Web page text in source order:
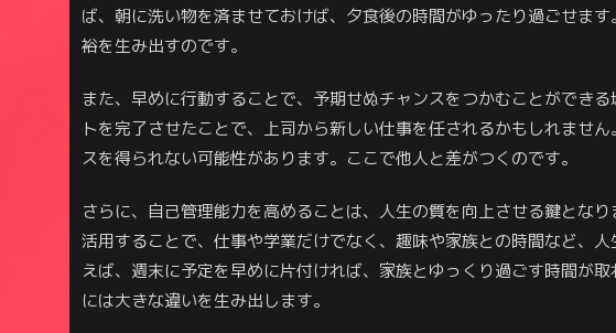
ば、朝に洗い物を済ませておけば、夕食後の時間がゆったり過ごせま
裕を生み出すのです。
また、早めに行動することで、予期せぬチャンスをつかむことができ
トを完了させたことで、上司から新しい仕事を任されるかもしれませ
スを得られない可能性があります。ここで他人と差がつくのです。
さらに、自己管理能力を高めることは、人生の質を向上させる鍵とな
活用することで、仕事や学業だけでなく、趣味や家族との時間など、
えば、週末に予定を早めに片付ければ、家族とゆっくり過ごす時間が
には大きな違いを生み出します。